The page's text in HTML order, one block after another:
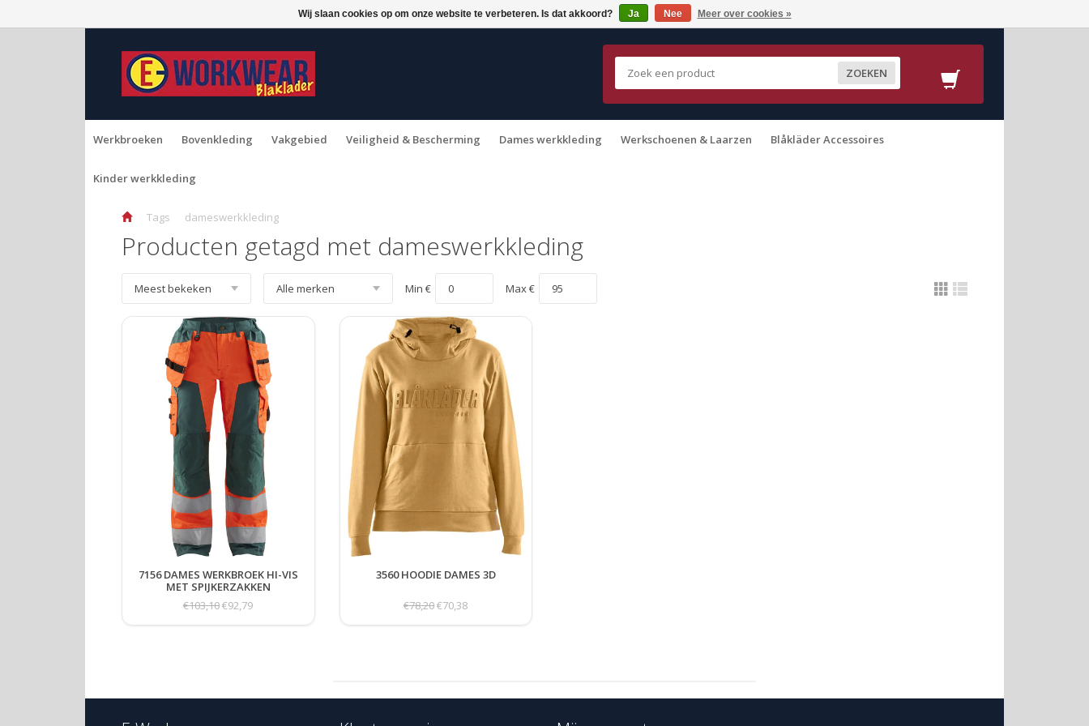
ZOEKEN
Werkbroeken Bovenkleding Vakgebied Veiligheid & Bescherming Dames werkkleding Werkschoenen & Laarzen Blåkläder Accessoires
Kinder werkkleding
Tags dameswerkkleding
Producten getagd met dameswerkkleding
Min € Max €
7156 DAMES WERKBROEK HI-VIS
MET SPIJKERZAKKEN
€103,10€92,79
3560 HOODIE DAMES 3D
€78,20€70,38
Wij slaan cookies op om onze website te verbeteren. Is dat akkoord? Ja Nee Meer over cookies »